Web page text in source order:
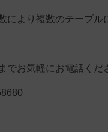
により複数のテーブル
でお気軽にお電話くだ